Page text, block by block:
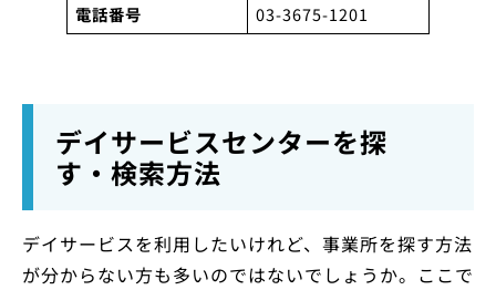
電話番号
03-3675-1201
デイサービスセンターを探
す・検索方法
デイサービスを利用したいけれど、事業所を探す方法
が分からない方も多いのではないでしょうか。ここで